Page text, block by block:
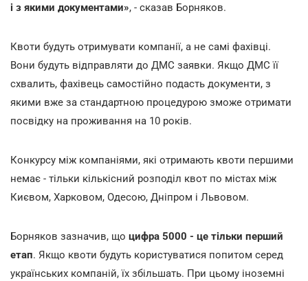
і з якими документами», - сказав Борняков.
Квоти будуть отримувати компанії, а не самі фахівці.
Вони будуть відправляти до ДМС заявки. Якщо ДМС її
схвалить, фахівець самостійно подасть документи, з
якими вже за стандартною процедурою зможе отримати
посвідку на проживання на 10 років.
Конкурсу між компаніями, які отримають квоти першими
немає - тільки кількісний розподіл квот по містах між
Києвом, Харковом, Одесою, Дніпром і Львовом.
Борняков зазначив, що цифра 5000 - це тільки перший
етап. Якщо квоти будуть користуватися попитом серед
українських компаній, їх збільшать. При цьому іноземні